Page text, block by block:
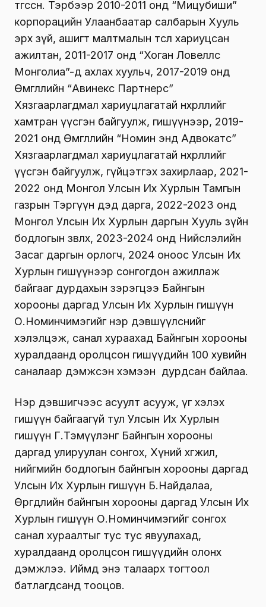
төгссөн. Тэрбээр 2010-2011 онд “Мицубиши”
корпорацийн Улаанбаатар салбарын Хууль
эрх зүй, ашигт малтмалын төсөл хариуцсан
ажилтан, 2011-2017 онд “Хоган Ловеллс
Монголиа”-д ахлах хуульч, 2017-2019 онд
Өмгөөллийн “Авинекс Партнерс”
Хязгаарлагдмал хариуцлагатай нөхөрлөлийг
хамтран үүсгэн байгуулж, гишүүнээр, 2019-
2021 онд Өмгөөллийн “Номин энд Адвокатс”
Хязгаарлагдмал хариуцлагатай нөхөрлөлийг
үүсгэн байгуулж, гүйцэтгэх захирлаар, 2021-
2022 онд Монгол Улсын Их Хурлын Тамгын
газрын Тэргүүн дэд дарга, 2022-2023 онд
Монгол Улсын Их Хурлын даргын Хууль зүйн
бодлогын зөвлөх, 2023-2024 онд Нийслэлийн
Засаг даргын орлогч, 2024 оноос Улсын Их
Хурлын гишүүнээр сонгогдон ажиллаж
байгааг дурдахын зэрэгцээ Байнгын
хорооны даргад Улсын Их Хурлын гишүүн
О.Номинчимэгийг нэр дэвшүүлснийг
хэлэлцэж, санал хураахад Байнгын хорооны
хуралдаанд оролцсон гишүүдийн 100 хувийн
саналаар дэмжсэн хэмээн дурдсан байлаа.
Нэр дэвшигчээс асуулт асууж, үг хэлэх
гишүүн байгаагүй тул Улсын Их Хурлын
гишүүн Г.Тэмүүлэнг Байнгын хорооны
даргад улируулан сонгох, Хүний хөгжил,
нийгмийн бодлогын байнгын хорооны даргад
Улсын Их Хурлын гишүүн Б.Найдалаа,
Өргөдлийн байнгын хорооны даргад Улсын Их
Хурлын гишүүн О.Номинчимэгийг сонгох
санал хураалтыг тус тус явуулахад,
хуралдаанд оролцсон гишүүдийн олонх
дэмжлээ. Иймд энэ талаарх тогтоол
батлагдсанд тооцов.